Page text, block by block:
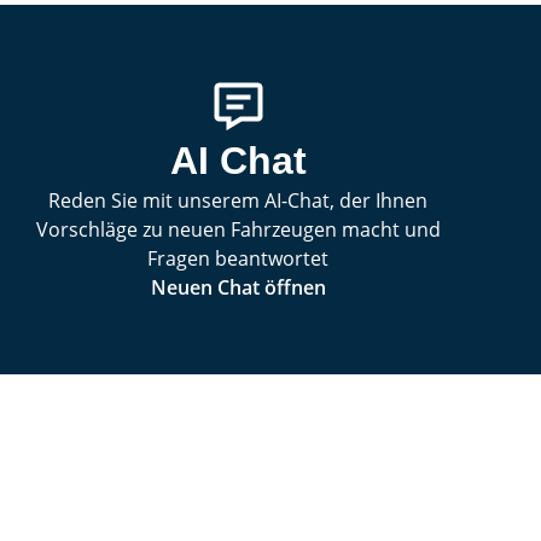
AI Chat
Reden Sie mit unserem AI-Chat, der Ihnen
Vorschläge zu neuen Fahrzeugen macht und
Fragen beantwortet
Neuen Chat öffnen